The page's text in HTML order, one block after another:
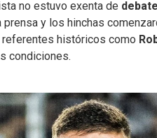
no estuvo exenta de debate
y los hinchas
históricos como
condiciones.